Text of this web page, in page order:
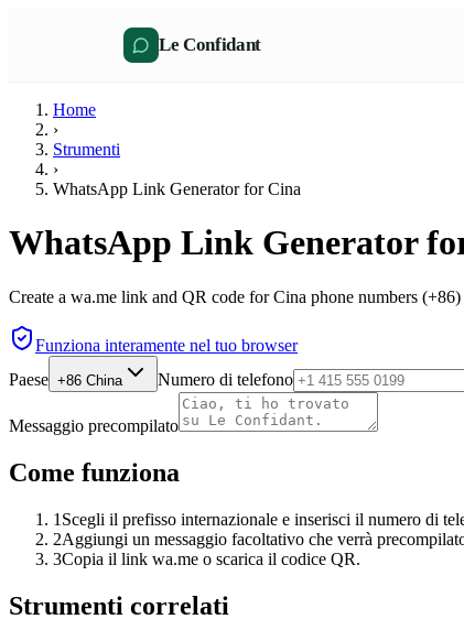
Le Confidant
Home
›
Strumenti
›
WhatsApp Link Generator for Cina
WhatsApp Link Generator
Create a wa.me link and QR code for Cina phone numbers
Funziona interamente nel tuo browser
Paese +86 China Numero di telefono
Messaggio precompilato
Come funziona
1 Scegli il prefisso internazionale e inserisci il numero di
2Aggiungi un messaggio facoltativo che verrà
3Copia il link wa.me o scarica il codice QR.
Strumenti correlati